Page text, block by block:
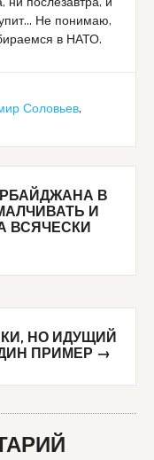
Не понимаю,
в НАТО.
Соловьев,
В
И
ВСЯЧЕСКИ
НО ИДУЩИЙ
ПРИМЕР →